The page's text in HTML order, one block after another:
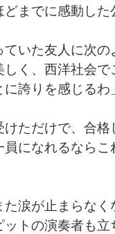
までに感動した
いた友人に次
く、西洋社会
誇りを感じるわ」
ただけで、合
員になれるなら
涙が止まらな
ットの演奏者も